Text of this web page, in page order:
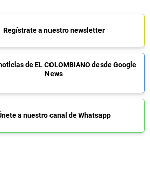
Regístrate a nuestro newsletter
de EL COLOMBIANO desde Google
News
a nuestro canal de Whatsapp